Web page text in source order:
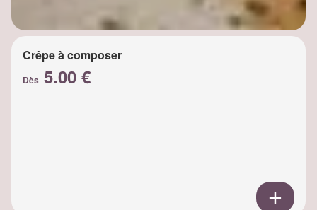
Crêpe à composer
Dès 5.00 €